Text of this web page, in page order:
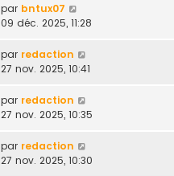
par bntux07
09 déc. 2025, 11:28
par redaction
27 nov. 2025, 10:41
par redaction
27 nov. 2025, 10:35
par redaction
27 nov. 2025, 10:30